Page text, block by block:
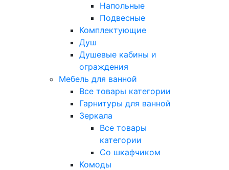
Напольные
Подвесные
Комплектующие
Душ
Душевые кабины и
ограждения
Мебель для ванной
Все товары категории
Гарнитуры для ванной
Зеркала
Все товары
категории
Со шкафчиком
Комоды